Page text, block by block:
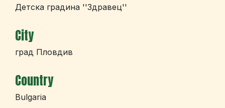
Детска градина ''Здравец''
City
град Пловдив
Country
Bulgaria